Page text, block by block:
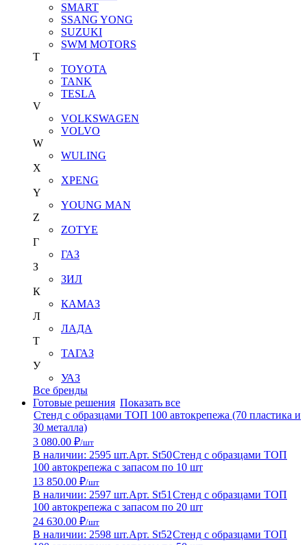
SMART
SSANG YONG
SUZUKI
SWM MOTORS
T
TOYOTA
TANK
TESLA
V
VOLKSWAGEN
VOLVO
W
WULING
X
XPENG
Y
YOUNG MAN
Z
ZOTYE
Г
ГАЗ
З
ЗИЛ
К
КАМАЗ
Л
ЛАДА
Т
ТАГАЗ
У
УАЗ
Все бренды
Готовые решения Показать все
Стенд с образцами ТОП 100 автокрепежа (70 пластика и
30 металла)
3 080.00 ₽/шт
В наличии: 2595 шт.Арт. St50Стенд с образцами ТОП
100 автокрепежа с запасом по 10 шт
13 850.00 ₽/шт
В наличии: 2597 шт.Арт. St51 Стенд с образцами ТОП
100 автокрепежа с запасом по 20 шт
24 630.00 ₽/шт
В наличии: 2598 шт.Арт. St52Стенд с образцами ТОП